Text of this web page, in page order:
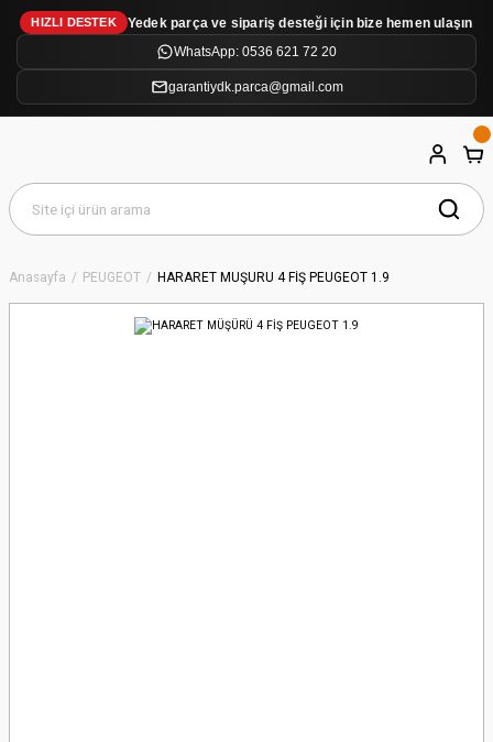
HIZLI DESTEK
Yedek parça ve sipariş desteği için bize hemen ulaşın
WhatsApp: 0536 621 72 20
garantiydk.parca@gmail.com
Anasayfa PEUGEOT HARARET MÜŞÜRÜ 4 FİŞ PEUGEOT 1.9